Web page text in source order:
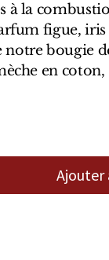
à la
figue,
bougie
en coton,
Ajouter